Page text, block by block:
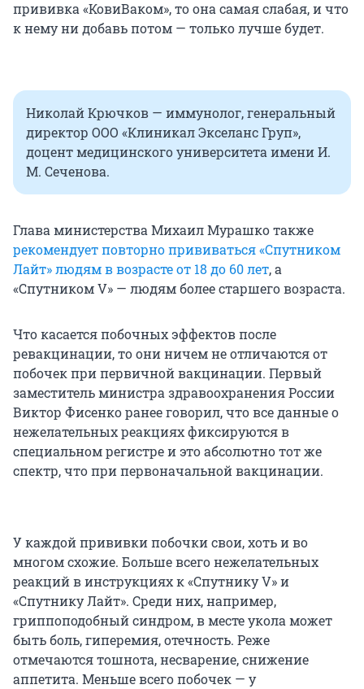
прививка «КовиВаком», то она самая слабая, и что
к нему ни добавь потом — только лучше будет.
Николай Крючков — иммунолог, генеральный
директор ООО «Клиникал Экселанс Груп»,
доцент медицинского университета имени И.
М. Сеченова.
Глава министерства Михаил Мурашко также
рекомендует повторно прививаться «Спутником
Лайт» людям в возрасте от 18 до 60 лет, а
«Спутником V» — людям более старшего возраста.
Что касается побочных эффектов после
ревакцинации, то они ничем не отличаются от
побочек при первичной вакцинации. Первый
заместитель министра здравоохранения России
Виктор Фисенко ранее говорил, что все данные о
нежелательных реакциях фиксируются в
специальном регистре и это абсолютно тот же
спектр, что при первоначальной вакцинации.
У каждой прививки побочки свои, хоть и во
многом схожие. Больше всего нежелательных
реакций в инструкциях к «Спутнику V» и
«Спутнику Лайт». Среди них, например,
гриппоподобный синдром, в месте укола может
быть боль, гиперемия, отечность. Реже
отмечаются тошнота, несварение, снижение
аппетита. Меньше всего побочек — у